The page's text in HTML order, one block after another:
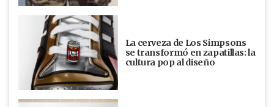
La cerveza de Los Simpsons
se transformó en zapatillas: la
cultura pop al diseño